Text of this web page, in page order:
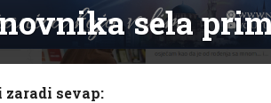
sela
zaradi sevap: